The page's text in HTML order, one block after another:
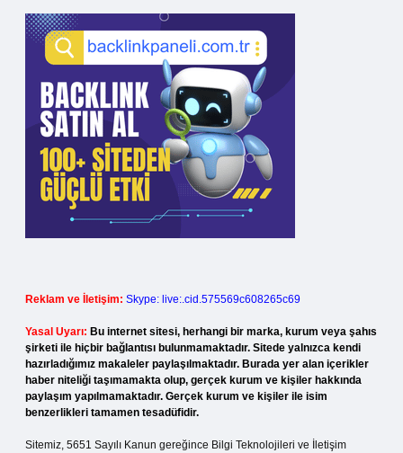
Reklam ve İletişim: Skype: live:.cid.575569c608265c69
Yasal Uyarı: Bu internet sitesi, herhangi bir marka, kurum veya şahıs
şirketi ile hiçbir bağlantısı bulunmamaktadır. Sitede yalnızca kendi
hazırladığımız makaleler paylaşılmaktadır. Burada yer alan içerikler
haber niteliği taşımamakta olup, gerçek kurum ve kişiler hakkında
paylaşım yapılmamaktadır. Gerçek kurum ve kişiler ile isim
benzerlikleri tamamen tesadüfidir.
Sitemiz, 5651 Sayılı Kanun gereğince Bilgi Teknolojileri ve İletişim